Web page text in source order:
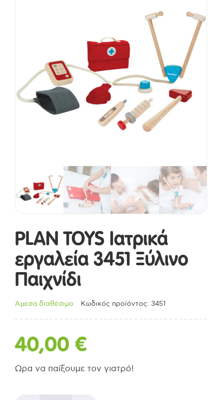
PLAN TOYS Ιατρικά
εργαλεία 3451 Ξύλινο
Παιχνίδι
Άμεσα διαθέσιμο Κωδικός προϊόντος: 3451
40,00 €
Ωρα να παίξουμε τον γιατρό!